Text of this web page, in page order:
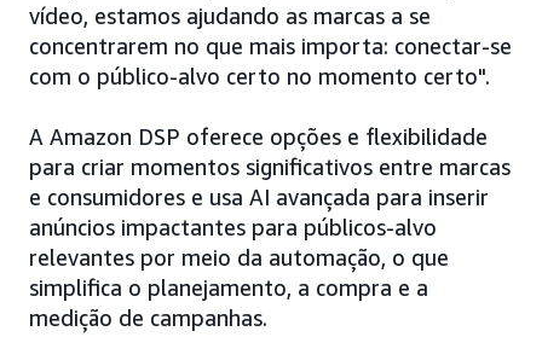
vídeo, estamos ajudando as marcas a se
concentrarem no que mais importa: conectar-se
com o público-alvo certo no momento certo".
A Amazon DSP oferece opções e flexibilidade
para criar momentos significativos entre marcas
e consumidores e usa AI avançada para inserir
anúncios impactantes para públicos-alvo
relevantes por meio da automação, o que
simplifica o planejamento, a compra e a
medição de campanhas.